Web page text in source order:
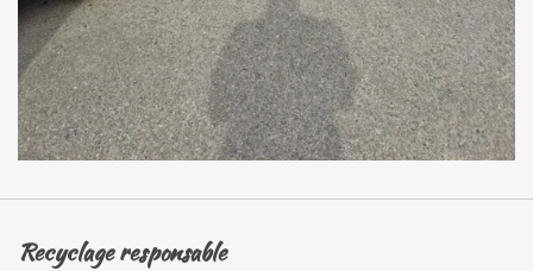
Recyclage responsable